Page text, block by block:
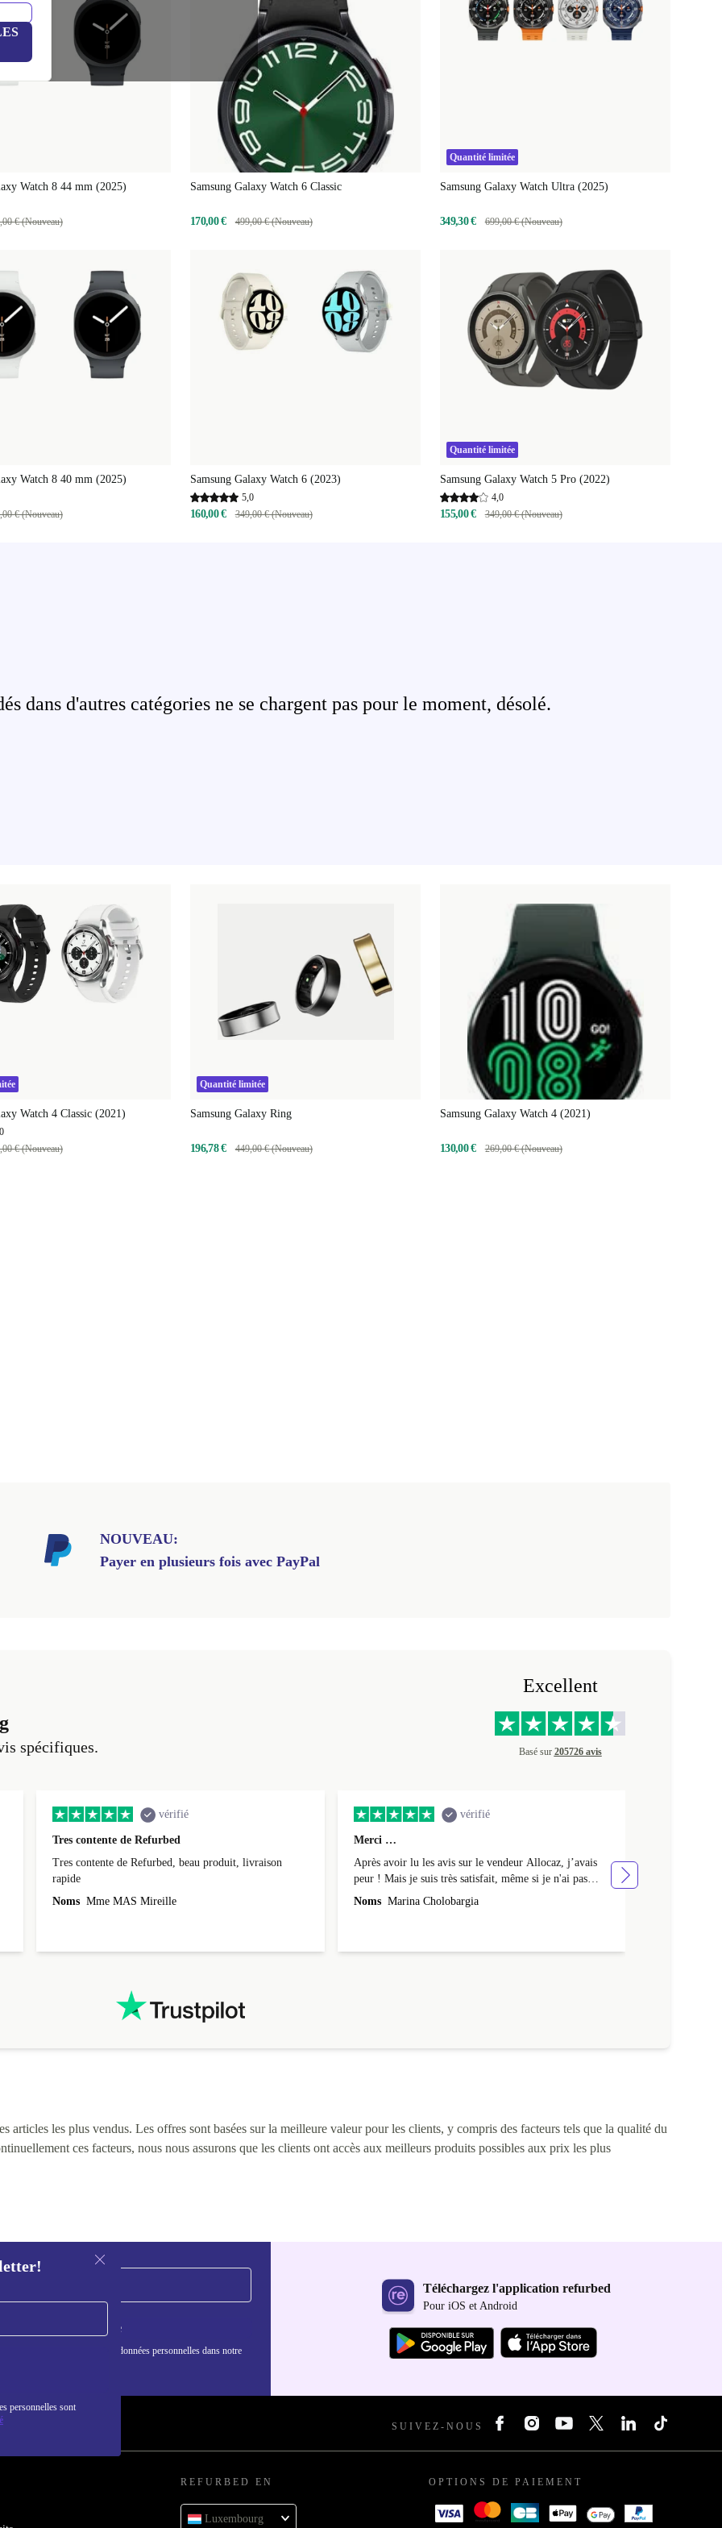
Watch 8 44 mm (2025)
€ (Nouveau)
Samsung Galaxy Watch 6 Classic
170,00 € 499,00 € (Nouveau)
Quantité limitée
Samsung Galaxy Watch Ultra (2025)
349,30 € 699,00 € (Nouveau)
Watch 8 40 mm (2025)
€ (Nouveau)
dans d'autres catégories ne se chargent pas pour le moment, désolé.
Samsung Galaxy Watch 6 (2023)
5,0
160,00 € 349,00 € (Nouveau)
Quantité limitée
Samsung Galaxy Watch 5 Pro (2022)
4,0
155,00 € 349,00 € (Nouveau)
Watch 4 Classic (2021)
€ (Nouveau)
Quantité limitée
Samsung Galaxy Ring
196,78 € 449,00 € (Nouveau)
Samsung Galaxy Watch 4 (2021)
130,00 € 269,00 € (Nouveau)
NOUVEAU:
Payer en plusieurs fois avec PayPal
spécifiques.
Excellent
Basé sur 205726 avis
vérifié
Tres contente de Refurbed
Tres contente de Refurbed, beau produit, livraison
rapide
Noms Mme MAS Mireille
vérifié
Merci …
Après avoir lu les avis sur le vendeur Allocaz, j’avais
peur ! Mais je suis très satisfait, même si je n'ai pas
reçu l'emballage Apple d'origine, mais un emballage en
carton. Je l'ai aussi reçu avec un peu de retard. Cela fait
Noms Marina Cholobargia
articles les plus vendus. Les offres sont basées sur la meilleure valeur pour les clients, y compris des facteurs tels que la qualité du
ces facteurs, nous nous assurons que les clients ont accès aux meilleurs produits possibles aux prix les plus
personnelles sont
S'inscrire
sur l'utilisation des données personnelles dans notre
Téléchargez l'application refurbed
Pour iOS et Android
SUIVEZ-NOUS
REFURBED EN
Luxembourg
OPTIONS DE PAIEMENT